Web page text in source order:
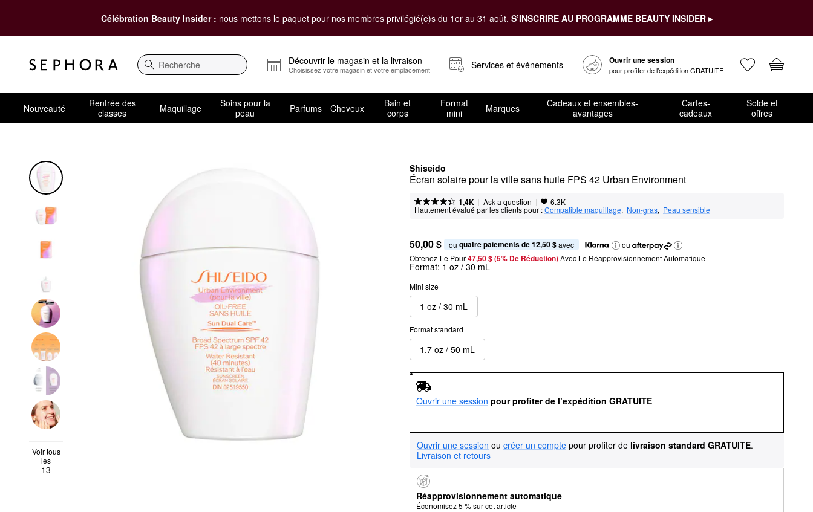
Célébration Beauty Insider : nous mettons le paquet pour nos membres privilégié(e)s du 1er au 31 août. S’INSCRIRE AU PROGRAMME BEAUTY INSIDER ▸
Recherche
Découvrir le magasin et la livraison
Choisissez votre magasin et votre emplacement Services et événements Ouvrir une session
pour profiter de l’expédition GRATUITE
Nouveauté
Rentrée des
classes
Maquillage
Soins pour la
peau
Parfums Cheveux
Bain et
corps
Format
mini
Marques
Cadeaux et ensembles-
avantages
Cartes-
cadeaux
Solde et
offres
Shiseido
Écran solaire pour la ville sans huile FPS 42 Urban Environment
1,4K | Ask a question | 6.3K
Hautement évalué par les clients pour :Compatible maquillage, Non-gras, Peau sensible
Voir tous
les
13
50,00 $ ou quatre paiements de 12,50 $ avec
ou
Obtenez-Le Pour47,50 $ (5% De Réduction) Avec Le Réapprovisionnement Automatique
Format: 1 oz / 30 mL
Mini size
1 oz / 30 mL
Format standard
1.7 oz / 50 mL
Ouvrir une session pour profiter de l’expédition GRATUITE
Ouvrir une session ou créer un compte pour profiter de livraison standard GRATUITE.
Livraison et retours
Réapprovisionnement automatique
Économisez 5 % sur cet article